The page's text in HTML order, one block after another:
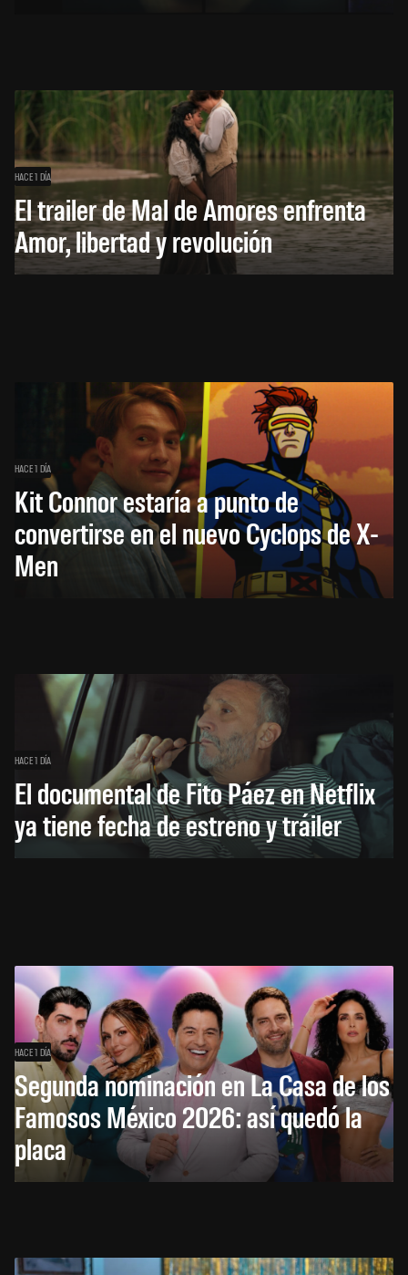
HACE 1 DÍA
El trailer de Mal de Amores enfrenta
Amor, libertad y revolución
HACE 1 DÍA
Kit Connor estaría a punto de
convertirse en el nuevo Cyclops de X-
Men
HACE 1 DÍA
El documental de Fito Páez en Netflix
ya tiene fecha de estreno y tráiler
HACE 1 DÍA
Segunda nominación en La Casa de los
Famosos México 2026: así quedó la
placa